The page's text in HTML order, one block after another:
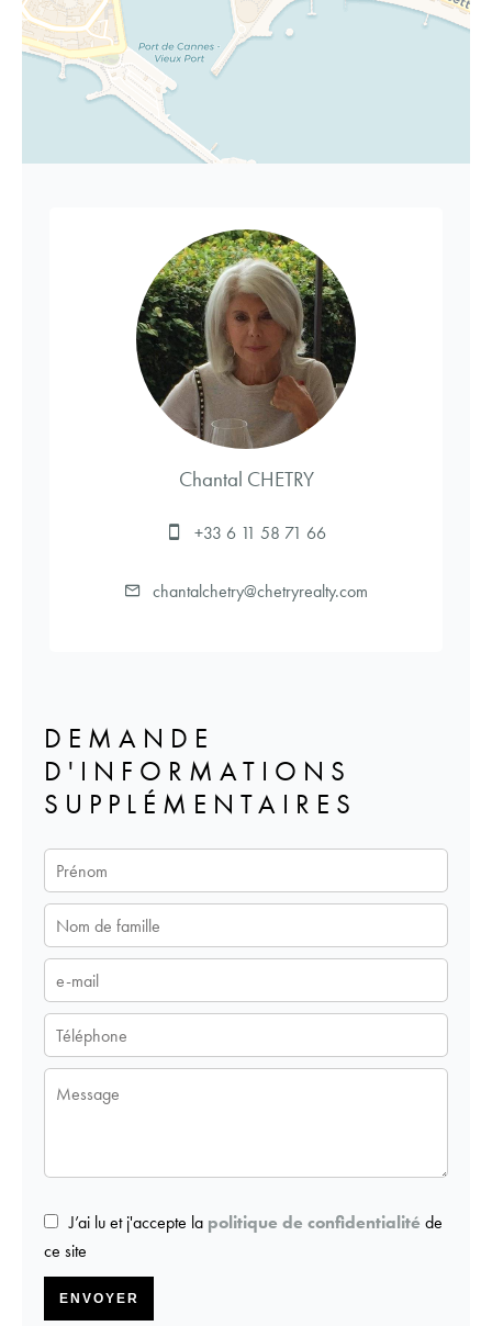
Chantal CHETRY
+33 6 11 58 71 66
chantalchetry@chetryrealty.com
DEMANDE
D'INFORMATIONS
SUPPLÉMENTAIRES
J’ai lu et j'accepte la politique de confidentialité de
ce site
ENVOYER